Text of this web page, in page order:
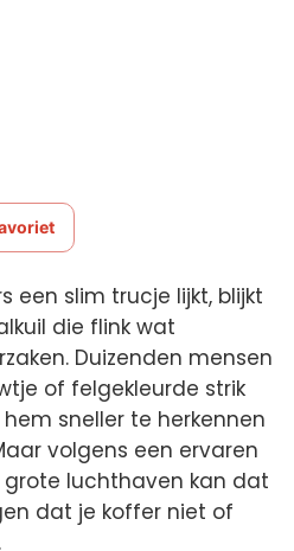
een slim trucje lijkt, blijkt
die flink wat
Duizenden mensen
of felgekleurde strik
sneller te herkennen
volgens een ervaren
luchthaven kan dat
dat je koffer niet of